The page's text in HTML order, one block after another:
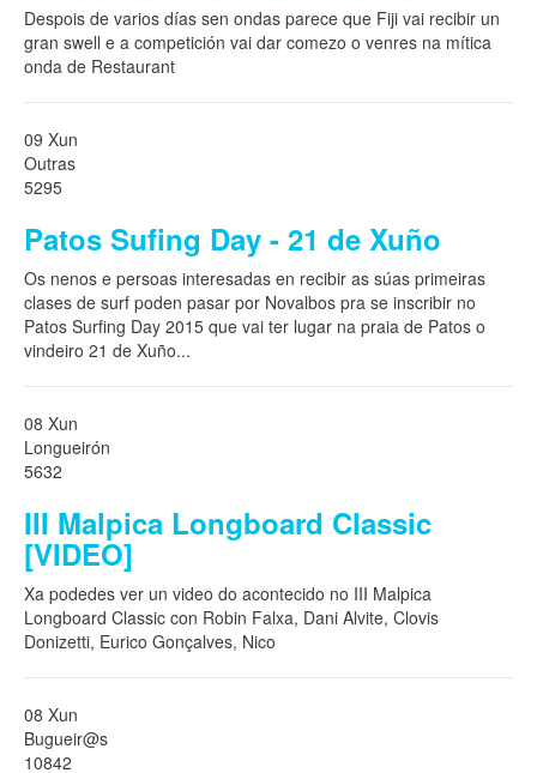
Despois de varios días sen ondas parece que Fiji vai recibir un
gran swell e a competición vai dar comezo o venres na mítica
onda de Restaurant
09 Xun
Outras
5295
Patos Sufing Day - 21 de Xuño
Os nenos e persoas interesadas en recibir as súas primeiras
clases de surf poden pasar por Novalbos pra se inscribir no
Patos Surfing Day 2015 que vai ter lugar na praia de Patos o
vindeiro 21 de Xuño...
08 Xun
Longueirón
5632
III Malpica Longboard Classic
[VIDEO]
Xa podedes ver un video do acontecido no III Malpica
Longboard Classic con Robin Falxa, Dani Alvite, Clovis
Donizetti, Eurico Gonçalves, Nico
08 Xun
Bugueir@s
10842